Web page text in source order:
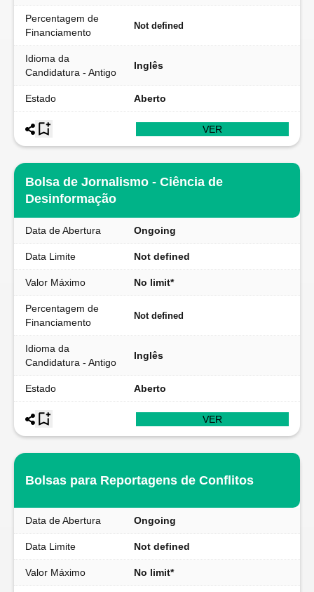
Percentagem de
Financiamento
Not defined
Idioma da
Candidatura - Antigo
Inglês
Estado Aberto
VER
Bolsa de Jornalismo - Ciência de
Desinformação
Data de Abertura Ongoing
Data Limite Not defined
Valor Máximo No limit*
Percentagem de
Financiamento
Not defined
Idioma da
Candidatura - Antigo
Inglês
Estado Aberto
VER
Bolsas para Reportagens de Conflitos
Data de Abertura Ongoing
Data Limite Not defined
Valor Máximo No limit*